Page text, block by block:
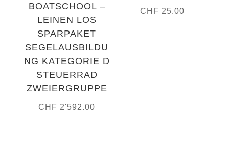
BOATSCHOOL –
LEINEN LOS
SPARPAKET
SEGELAUSBILDU
NG KATEGORIE D
STEUERRAD
ZWEIERGRUPPE
CHF 2'592.00
CHF 25.00